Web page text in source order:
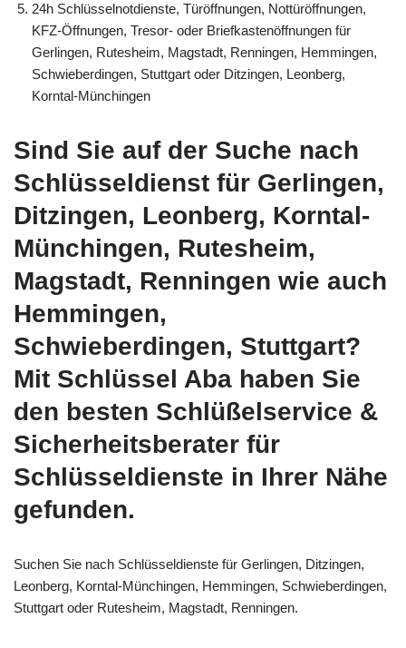
24h Schlüsselnotdienste, Türöffnungen, Nottüröffnungen,
KFZ-Öffnungen, Tresor- oder Briefkastenöffnungen für
Gerlingen, Rutesheim, Magstadt, Renningen, Hemmingen,
Schwieberdingen, Stuttgart oder Ditzingen, Leonberg,
Korntal-Münchingen
Sind Sie auf der Suche nach
Schlüsseldienst für Gerlingen,
Ditzingen, Leonberg, Korntal-
Münchingen, Rutesheim,
Magstadt, Renningen wie auch
Hemmingen,
Schwieberdingen, Stuttgart?
Mit Schlüssel Aba haben Sie
den besten Schlüßelservice &
Sicherheitsberater für
Schlüsseldienste in Ihrer Nähe
gefunden.
Suchen Sie nach Schlüsseldienste für Gerlingen, Ditzingen,
Leonberg, Korntal-Münchingen, Hemmingen, Schwieberdingen,
Stuttgart oder Rutesheim, Magstadt, Renningen.